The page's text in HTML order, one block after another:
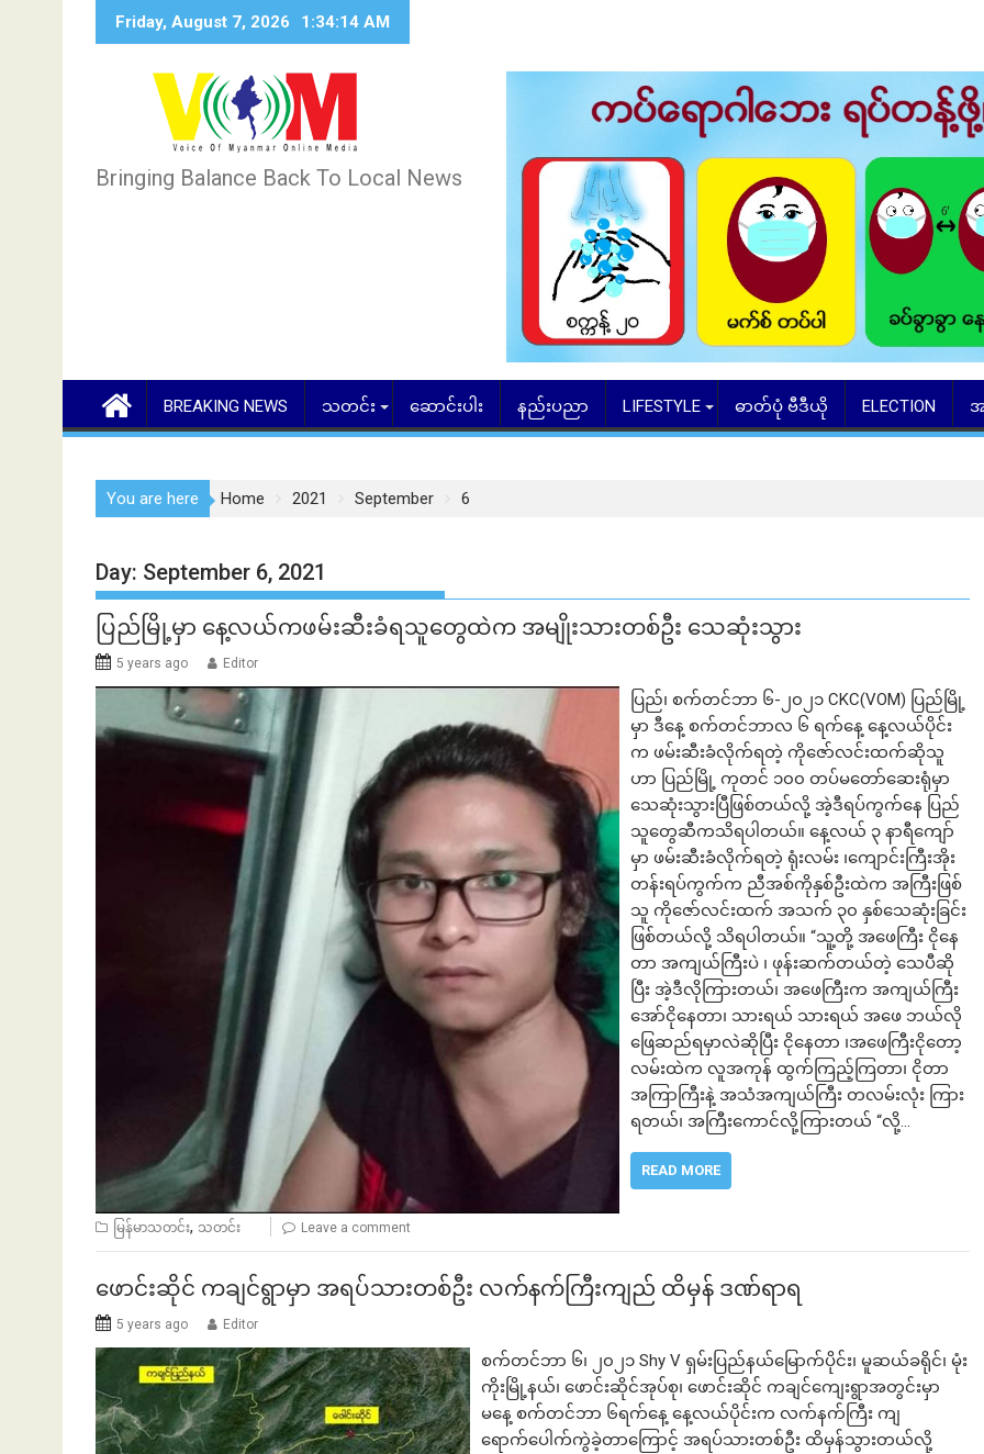
Friday, August 7, 2026 1:34:15 AM
Bringing Balance Back To Local News
BREAKING NEWS သတင်း ဆောင်းပါး နည်းပညာ LIFESTYLE ဓာတ်ပုံ ဗီဒီယို ELECTION
You are here Home 2021 September 6
Day: September 6, 2021
ပြည်မြို့မှာ နေ့လယ်ကဖမ်းဆီးခံရသူတွေထဲက အမျိုးသားတစ်ဦး သေဆုံးသွား
5 years ago Editor
ပြည်၊ စက်တင်ဘာ ၆-၂၀၂၁ CKC(VOM) ပြည်မြို့
မှာ ဒီနေ့ စက်တင်ဘာလ ၆ ရက်နေ့ နေ့လယ်ပိုင်း
က ဖမ်းဆီးခံလိုက်ရတဲ့ ကိုဇော်လင်းထက်ဆိုသူ
ဟာ ပြည်မြို့ ကုတင် ၁၀၀ တပ်မတော်ဆေးရုံမှာ
သေဆုံးသွားပြီဖြစ်တယ်လို့ အဲ့ဒီရပ်ကွက်နေ ပြည်
သူတွေဆီကသိရပါတယ်။ နေ့လယ် ၃ နာရီကျော်
မှာ ဖမ်းဆီးခံလိုက်ရတဲ့ ရုံးလမ်း ၊ကျောင်းကြီးအိုး
တန်းရပ်ကွက်က ညီအစ်ကိုနှစ်ဦးထဲက အကြီးဖြစ်
သူ ကိုဇော်လင်းထက် အသက် ၃၀ နှစ်သေဆုံးခြင်း
ဖြစ်တယ်လို့ သိရပါတယ်။ “သူ့တို့ အဖေကြီး ငိုနေ
တာ အကျယ်ကြီးပဲ ၊ ဖုန်းဆက်တယ်တဲ့ သေပီဆို
ပြီး အဲ့ဒီလိုကြားတယ်၊ အဖေကြီးက အကျယ်ကြီး
အော်ငိုနေတာ၊ သားရယ် သားရယ် အဖေ ဘယ်လို
ဖြေဆည်ရမှာလဲဆိုပြီး ငိုနေတာ ၊အဖေကြီးငိုတော့
လမ်းထဲက လူအကုန် ထွက်ကြည့်ကြတာ၊ ငိုတာ
အကြာကြီးနဲ့ အသံအကျယ်ကြီး တလမ်းလုံး ကြား
ရတယ်၊ အကြီးကောင်လို့ကြားတယ် “လို့…
READ MORE
မြန်မာသတင်း, သတင်း Leave a comment
ဖောင်းဆိုင် ကချင်ရွာမှာ အရပ်သားတစ်ဦး လက်နက်ကြီးကျည် ထိမှန် ဒဏ်ရာရ
5 years ago Editor
စက်တင်ဘာ ၆၊ ၂၀၂၁ Shy V ရှမ်းပြည်နယ်မြောက်ပိုင်း၊ မူဆယ်ခရိုင်၊ မုံး
ကိုးမြို့နယ်၊ ဖောင်းဆိုင်အုပ်စု၊ ဖောင်းဆိုင် ကချင်ကျေးရွာအတွင်းမှာ
မနေ့ စက်တင်ဘာ ၆ရက်နေ့ နေ့လယ်ပိုင်းက လက်နက်ကြီး ကျ
ရောက်ပေါက်ကွဲခဲ့တာကြောင့် အရပ်သားတစ်ဦး ထိမှန်သွားတယ်လို့
ဘဏ်နဲ့အကြွေး ဘာလျှော့မလဲ